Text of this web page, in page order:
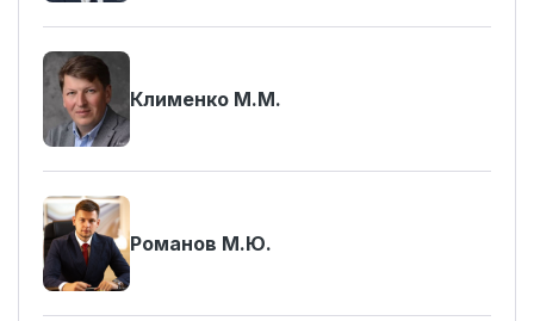
Клименко М.М.
Романов М.Ю.